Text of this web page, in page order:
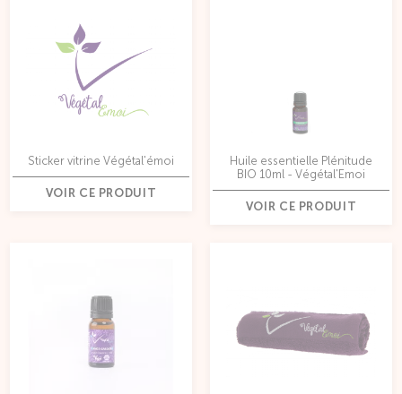
Sticker vitrine Végétal'émoi
VOIR CE PRODUIT
Huile essentielle Plénitude
BIO 10ml - Végétal'Emoi
VOIR CE PRODUIT